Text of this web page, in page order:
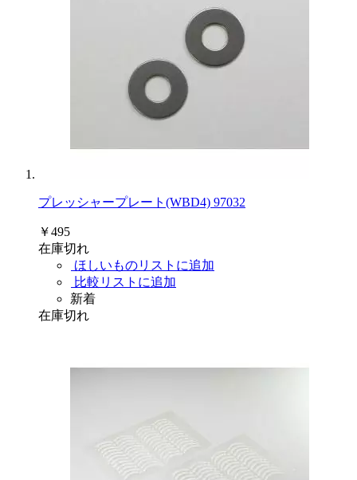
プレッシャープレート(WBD4) 97032
￥495
在庫切れ
ほしいものリストに追加
比較リストに追加
新着
在庫切れ